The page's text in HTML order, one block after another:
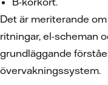
Det är meriterande
ritningar, el-scheman
grundläggande
övervakningssystem.